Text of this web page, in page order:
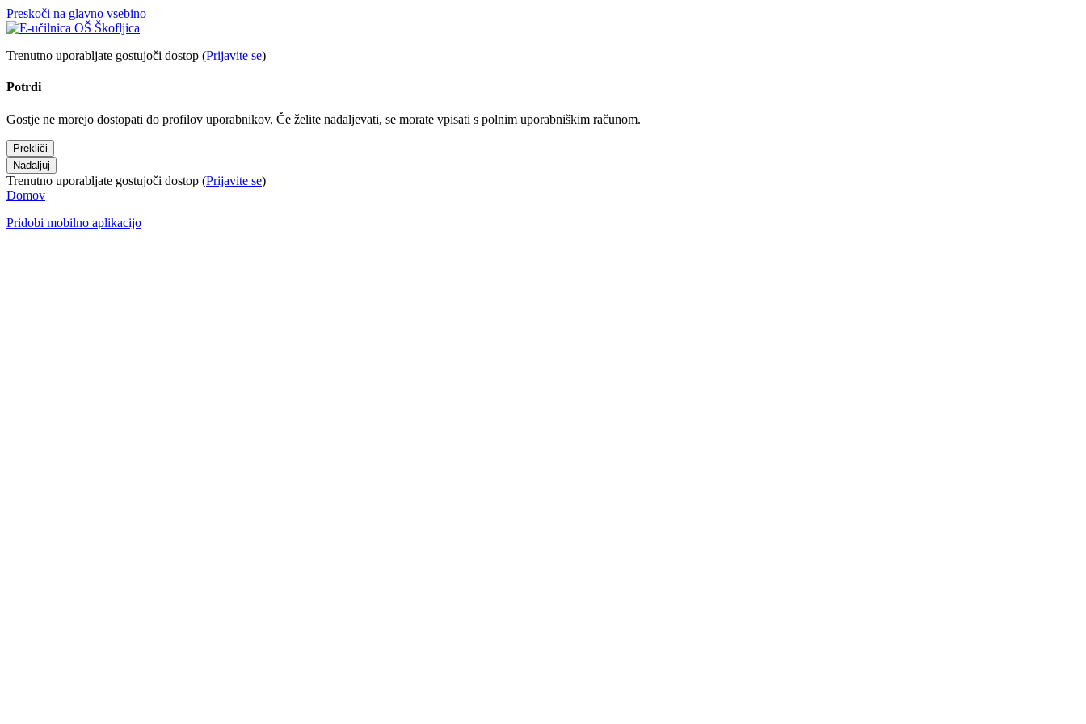
Preskoči na glavno vsebino
Trenutno uporabljate gostujoči dostop (Prijavite se)
Potrdi
Gostje ne morejo dostopati do profilov uporabnikov. Če želite nadaljevati, se morate vpisati s polnim uporabniškim računom.
Prekliči
Nadaljuj
Trenutno uporabljate gostujoči dostop (Prijavite se)
Domov
Pridobi mobilno aplikacijo